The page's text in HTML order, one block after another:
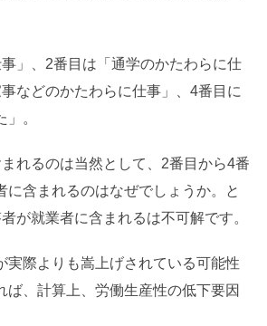
」、2番目は「通学のかたわらに仕
などのかたわらに仕事」、4番目に
」。
れるのは当然として、2番目から4番
に含まれるのはなぜでしょうか。と
が就業者に含まれるは不可解です。
実際よりも嵩上げされている可能性
ば、計算上、労働生産性の低下要因